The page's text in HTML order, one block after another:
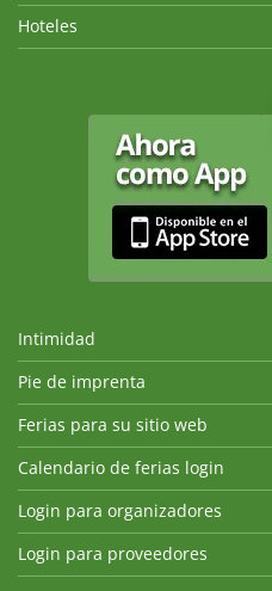
Hoteles
Intimidad
Pie de imprenta
Ferias para su sitio web
Calendario de ferias login
Login para organizadores
Login para proveedores